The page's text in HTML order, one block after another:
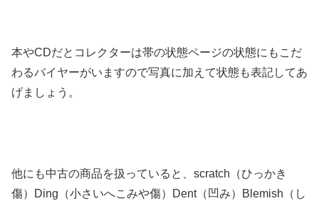
本やCDだとコレクターは帯の状態ページの状態にもこだ
わるバイヤーがいますので写真に加えて状態も表記してあ
げましょう。
他にも中古の商品を扱っていると、scratch（ひっかき
傷）Ding（小さいへこみや傷）Dent（凹み）Blemish（し